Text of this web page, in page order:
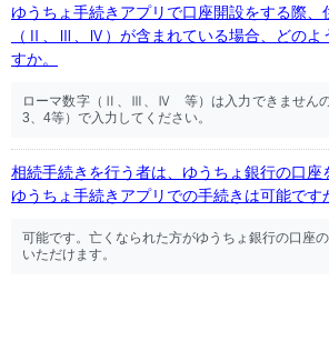
ゆうちょ手続きアプリで口座開設をする際、
（Ⅱ、Ⅲ、Ⅳ）が含まれている場合、どのよ
すか。
ローマ数字（Ⅱ、Ⅲ、Ⅳ 等）は入力できませんの
3、4等）で入力してください。
相続手続きを行う者は、ゆうちょ銀行の口座
ゆうちょ手続きアプリでの手続きは可能です
可能です。亡くなられた方がゆうちょ銀行の口座
いただけます。